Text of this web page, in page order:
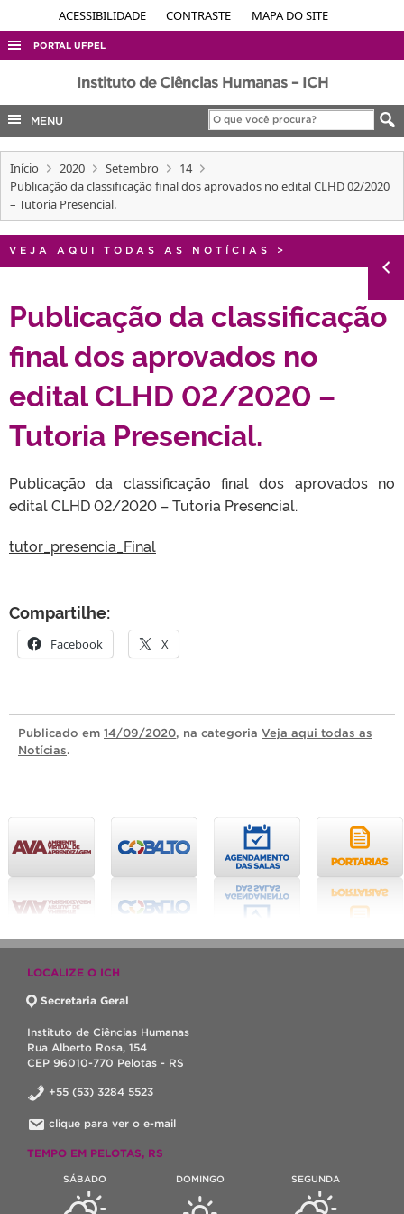
ACESSIBILIDADE CONTRASTE MAPA DO SITE
PORTAL UFPEL
ACESSO À INFORMAÇÃO
AUDITORIA
COBALTO
CONCURSOS
EDITAIS
TELEFONES
Instituto de Ciências Humanas – ICH
MENU
Início 2020 Setembro
14
Publicação da classificação final dos aprovados no edital CLHD 02/2020
– Tutoria Presencial.
VEJA AQUI TODAS AS NOTÍCIAS >
Publicação da classificação
final dos aprovados no
edital CLHD 02/2020 –
Tutoria Presencial.
Publicação da classificação final dos aprovados no
edital CLHD 02/2020 – Tutoria Presencial.
tutor_presencia_Final
Compartilhe:
Facebook X
Publicado em 14/09/2020, na categoria Veja aqui todas as
Notícias.
LOCALIZE O ICH
Secretaria Geral
Instituto de Ciências Humanas
Rua Alberto Rosa, 154
CEP 96010-770 Pelotas - RS
+55 (53) 3284 5523
clique para ver o e-mail
TEMPO EM PELOTAS, RS
SÁBADO DOMINGO SEGUNDA